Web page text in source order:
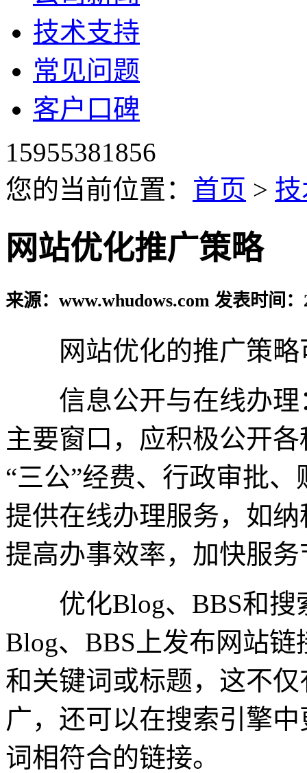
技术支持
常见问题
客户口碑
15955381856
您的当前位置： 首页 >
网站优化推广策略
来源：www.whudows.com 发表时间：
网站优化的推广策略
信息公开与在线办理
主要窗口，应积极公开
“三公”经费、行政审批
提供在线办理服务，如
提高办事效率，加快服
优化Blog、BBS和搜
Blog、BBS上发布网站
和关键词或标题，这不
广，还可以在搜索引擎
词相符合的链接。